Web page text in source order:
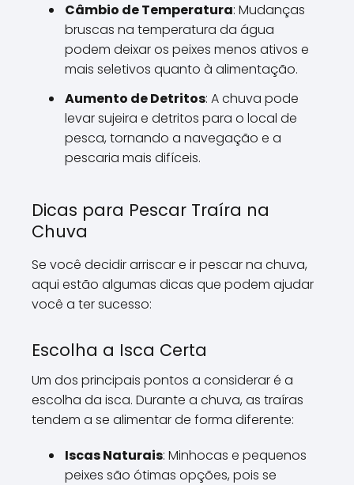
Câmbio de Temperatura: Mudanças
bruscas na temperatura da água
podem deixar os peixes menos ativos e
mais seletivos quanto à alimentação.
Aumento de Detritos: A chuva pode
levar sujeira e detritos para o local de
pesca, tornando a navegação e a
pescaria mais difíceis.
Dicas para Pescar Traíra na
Chuva
Se você decidir arriscar e ir pescar na chuva,
aqui estão algumas dicas que podem ajudar
você a ter sucesso:
Escolha a Isca Certa
Um dos principais pontos a considerar é a
escolha da isca. Durante a chuva, as traíras
tendem a se alimentar de forma diferente:
Iscas Naturais: Minhocas e pequenos
peixes são ótimas opções, pois se